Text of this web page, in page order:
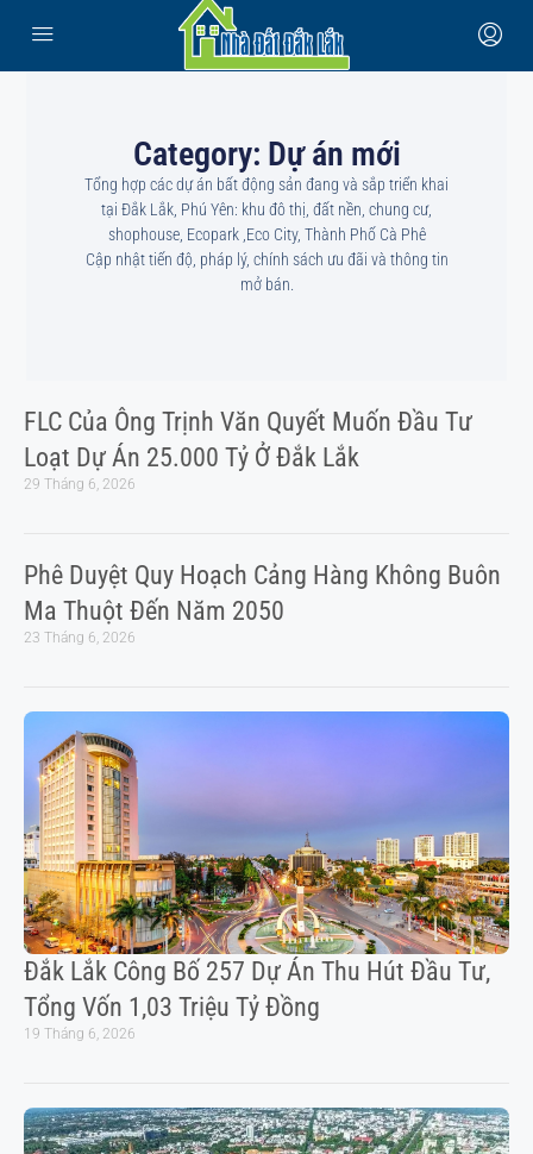
Category: Dự án mới
Tổng hợp các dự án bất động sản đang và sắp triển khai
tại Đắk Lắk, Phú Yên: khu đô thị, đất nền, chung cư,
shophouse, Ecopark ,Eco City, Thành Phố Cà Phê
Cập nhật tiến độ, pháp lý, chính sách ưu đãi và thông tin
mở bán.
FLC Của Ông Trịnh Văn Quyết Muốn Đầu Tư
Loạt Dự Án 25.000 Tỷ Ở Đắk Lắk
29 Tháng 6, 2026
Phê Duyệt Quy Hoạch Cảng Hàng Không Buôn
Ma Thuột Đến Năm 2050
23 Tháng 6, 2026
Đắk Lắk Công Bố 257 Dự Án Thu Hút Đầu Tư,
Tổng Vốn 1,03 Triệu Tỷ Đồng
19 Tháng 6, 2026